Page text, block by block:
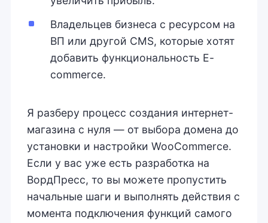
Владельцев бизнеса с ресурсом на
ВП или другой CMS, которые хотят
добавить функциональность E-
commerce.
Я разберу процесс создания интернет-
магазина с нуля — от выбора домена до
установки и настройки WooCommerce.
Если у вас уже есть разработка на
ВордПресс, то вы можете пропустить
начальные шаги и выполнять действия с
момента подключения функций самого